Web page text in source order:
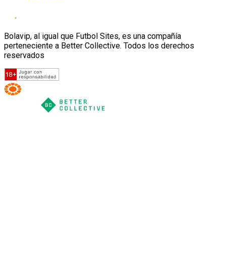
Bolavip, al igual que Futbol Sites, es una compañía
perteneciente a Better Collective. Todos los derechos
reservados